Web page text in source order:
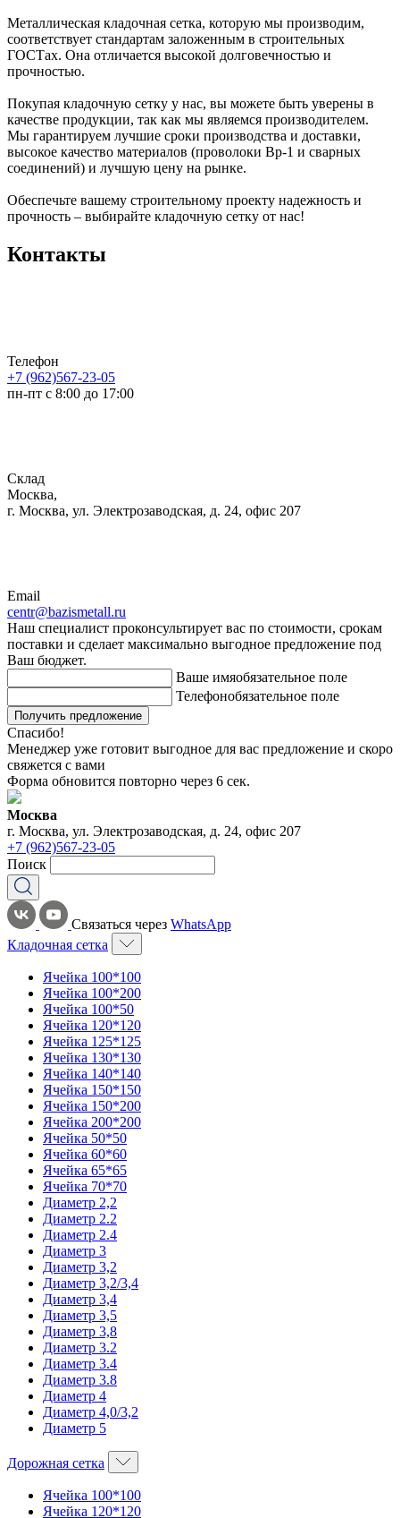
Металлическая кладочная сетка, которую мы производим,
соответствует стандартам заложенным в строительных
ГОСТах. Она отличается высокой долговечностью и
прочностью.
Покупая кладочную сетку у нас, вы можете быть уверены в
качестве продукции, так как мы являемся производителем.
Мы гарантируем лучшие сроки производства и доставки,
высокое качество материалов (проволоки Вр-1 и сварных
соединений) и лучшую цену на рынке.
Обеспечьте вашему строительному проекту надежность и
прочность – выбирайте кладочную сетку от нас!
Контакты
Телефон
+7 (962)567-23-05
пн-пт с 8:00 до 17:00
Склад
Москва,
г. Москва, ул. Электрозаводская, д. 24, офис 207
Email
centr@bazismetall.ru
Наш специалист проконсультирует вас по стоимости, срокам
поставки и сделает максимально выгодное предложение под
Ваш бюджет.
Ваше имяобязательное поле
Телефонобязательное поле
Получить предложение
Спасибо!
Менеджер уже готовит выгодное для вас предложение и скоро
свяжется с вами
Форма обновится повторно через 6 сек.
Москва
г. Москва, ул. Электрозаводская, д. 24, офис 207
+7 (962)567-23-05
Поиск
Связаться через WhatsApp
Кладочная сетка
Ячейка 100*100
Ячейка 100*200
Ячейка 100*50
Ячейка 120*120
Ячейка 125*125
Ячейка 130*130
Ячейка 140*140
Ячейка 150*150
Ячейка 150*200
Ячейка 200*200
Ячейка 50*50
Ячейка 60*60
Ячейка 65*65
Ячейка 70*70
Диаметр 2,2
Диаметр 2.2
Диаметр 2.4
Диаметр 3
Диаметр 3,2
Диаметр 3,2/3,4
Диаметр 3,4
Диаметр 3,5
Диаметр 3,8
Диаметр 3.2
Диаметр 3.4
Диаметр 3.8
Диаметр 4
Диаметр 4,0/3,2
Диаметр 5
Дорожная сетка
Ячейка 100*100
Ячейка 120*120